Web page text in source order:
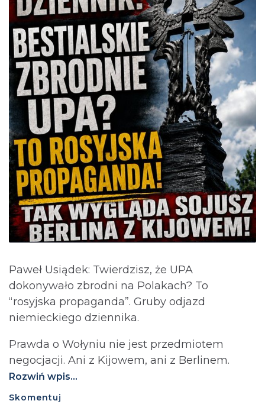
Paweł Usiądek: Twierdzisz, że UPA
dokonywało zbrodni na Polakach? To
“rosyjska propaganda”. Gruby odjazd
niemieckiego dziennika.
Prawda o Wołyniu nie jest przedmiotem
negocjacji. Ani z Kijowem, ani z Berlinem.⁩
Rozwiń wpis...
Skomentuj